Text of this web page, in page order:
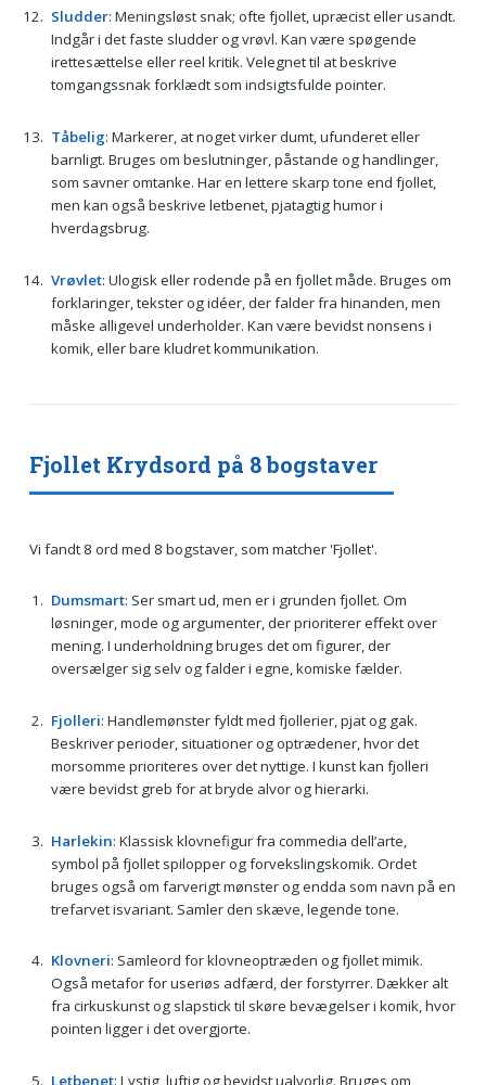
Sludder: Meningsløst snak; ofte fjollet, upræcist eller usandt.
Indgår i det faste sludder og vrøvl. Kan være spøgende
irettesættelse eller reel kritik. Velegnet til at beskrive
tomgangssnak forklædt som indsigtsfulde pointer.
Tåbelig: Markerer, at noget virker dumt, ufunderet eller
barnligt. Bruges om beslutninger, påstande og handlinger,
som savner omtanke. Har en lettere skarp tone end fjollet,
men kan også beskrive letbenet, pjatagtig humor i
hverdagsbrug.
Vrøvlet: Ulogisk eller rodende på en fjollet måde. Bruges om
forklaringer, tekster og idéer, der falder fra hinanden, men
måske alligevel underholder. Kan være bevidst nonsens i
komik, eller bare kludret kommunikation.
Fjollet Krydsord på 8 bogstaver
Vi fandt 8 ord med 8 bogstaver, som matcher 'Fjollet'.
Dumsmart: Ser smart ud, men er i grunden fjollet. Om
løsninger, mode og argumenter, der prioriterer effekt over
mening. I underholdning bruges det om figurer, der
oversælger sig selv og falder i egne, komiske fælder.
Fjolleri: Handlemønster fyldt med fjollerier, pjat og gak.
Beskriver perioder, situationer og optrædener, hvor det
morsomme prioriteres over det nyttige. I kunst kan fjolleri
være bevidst greb for at bryde alvor og hierarki.
Harlekin: Klassisk klovnefigur fra commedia dell’arte,
symbol på fjollet spilopper og forvekslingskomik. Ordet
bruges også om farverigt mønster og endda som navn på en
trefarvet isvariant. Samler den skæve, legende tone.
Klovneri: Samleord for klovneoptræden og fjollet mimik.
Også metafor for useriøs adfærd, der forstyrrer. Dækker alt
fra cirkuskunst og slapstick til skøre bevægelser i komik, hvor
pointen ligger i det overgjorte.
Letbenet: Lystig, luftig og bevidst ualvorlig. Bruges om